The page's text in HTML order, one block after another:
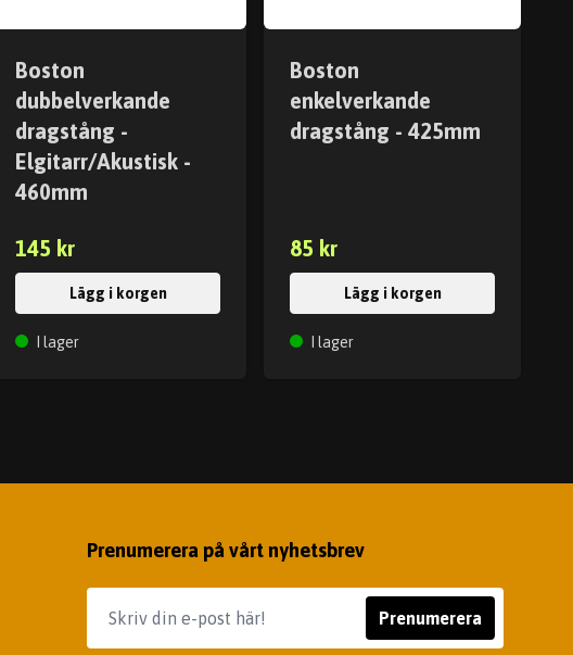
Boston
dubbelverkande
dragstång -
Elgitarr/Akustisk -
460mm
145 kr
Lägg i korgen
I lager
Boston
enkelverkande
dragstång - 425mm
85 kr
Lägg i korgen
I lager
Prenumerera på vårt nyhetsbrev
Prenumerera